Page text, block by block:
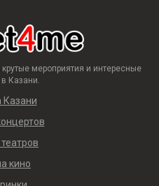
мероприятия и интересные
Казани.
кино